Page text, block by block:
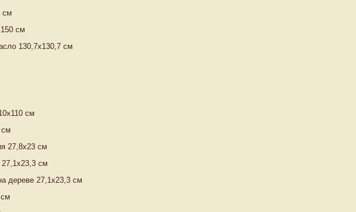
см
см
130,7х130,7 см
см
см
27,8х23 см
27,1х23,3 см
дереве 27,1х23,3 см